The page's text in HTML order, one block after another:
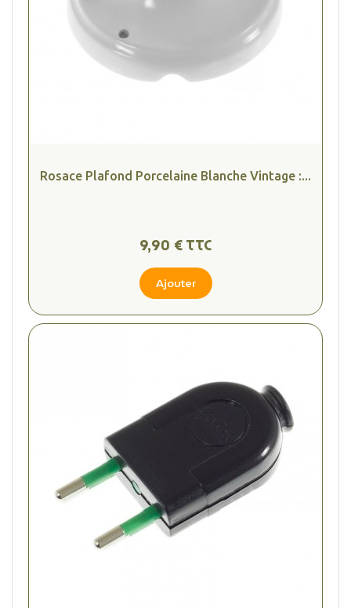
Rosace Plafond Porcelaine Blanche Vintage :...
9,90 € TTC
Ajouter